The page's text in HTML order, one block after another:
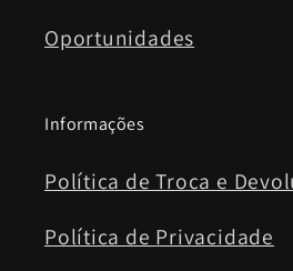
Oportunidades
Informações
Política de Troca e
Política de Privacidade